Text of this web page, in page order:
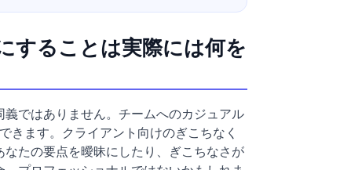
することは実際には何を
ではありません。チームへのカジュアル
きます。クライアント向けのぎこちなく
たの要点を曖昧にしたり、ぎこちなさが